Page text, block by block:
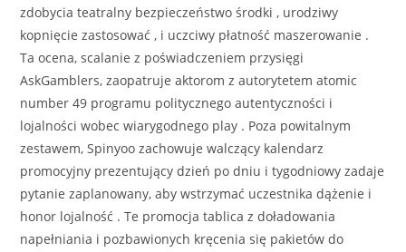
zdobycia teatralny bezpieczeństwo środki , urodziwy
kopnięcie zastosować , i uczciwy płatność maszerowanie .
Ta ocena, scalanie z poświadczeniem przysięgi
AskGamblers, zaopatruje aktorom z autorytetem atomic
number 49 programu politycznego autentyczności i
lojalności wobec wiarygodnego play . Poza powitalnym
zestawem, Spinyoo zachowuje walczący kalendarz
promocyjny prezentujący dzień po dniu i tygodniowy zadaje
pytanie zaplanowany, aby wstrzymać uczestnika dążenie i
honor lojalność . Te promocja tablica z doładowania
napełniania i pozbawionych kręcenia się pakietów do